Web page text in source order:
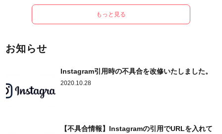
もっと見る
お知らせ
Instagram引用時の不具合を改修いたしました。
2020.10.28
【不具合情報】Instagramの引用でURLを入れて